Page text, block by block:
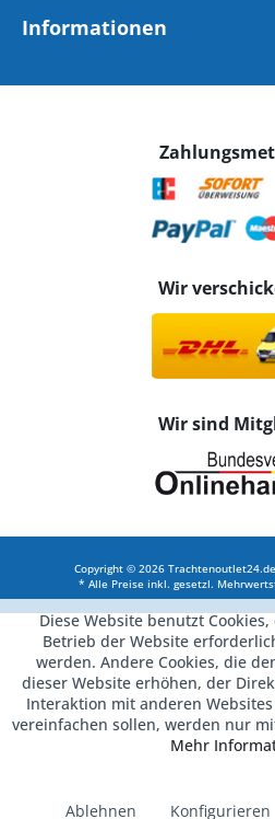
Informationen
Wir
Wir sind
Copyright © 2026
* Alle Preise inkl. gesetzl.
Diese Website benutzt
Betrieb der Website
werden. Andere Cookies, die
dieser Website erhöhen, der
Interaktion mit anderen
vereinfachen sollen, werden nur
Mehr
Ablehnen Konfigurieren